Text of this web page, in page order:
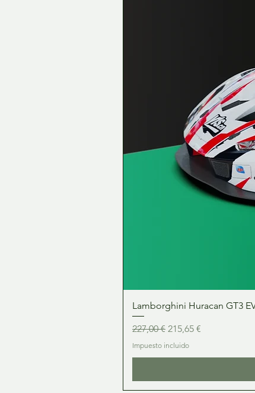
Lamborghini Huracan GT3
Precio
227,00 € Precio de oferta
215,65 €
Impuesto incluido